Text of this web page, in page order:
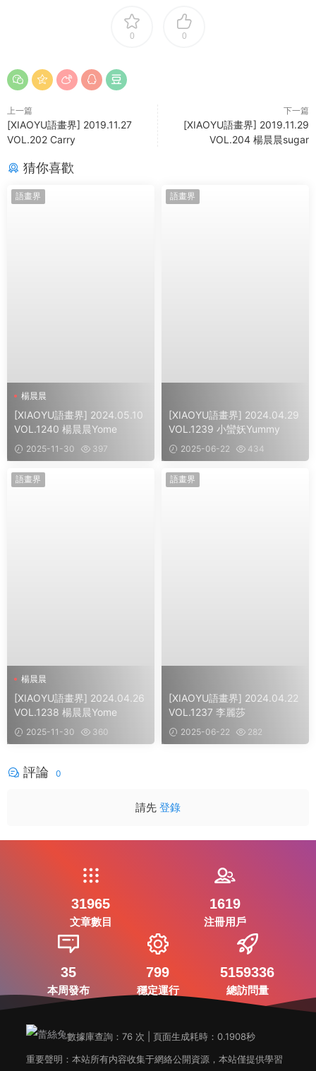
0 0
上一篇
[XIAOYU語畫界] 2019.11.27
VOL.202 Carry
下一篇
[XIAOYU語畫界] 2019.11.29
VOL.204 楊晨晨sugar
猜你喜歡
語畫界
楊晨晨
[XIAOYU語畫界] 2024.05.10
VOL.1240 楊晨晨Yome
2025-11-30 397
語畫界
[XIAOYU語畫界] 2024.04.29
VOL.1239 小蠻妖Yummy
2025-06-22 434
語畫界
楊晨晨
[XIAOYU語畫界] 2024.04.26
VOL.1238 楊晨晨Yome
2025-11-30 360
語畫界
[XIAOYU語畫界] 2024.04.22
VOL.1237 李麗莎
2025-06-22 282
評論 0
請先 登錄
31965
文章數目
1619
注冊用戶
35
本周發布
799
穩定運行
5159336
總訪問量
數據庫查詢：76 次 | 頁面生成耗時：0.1908秒
重要聲明：本站所有内容收集于網絡公開資源，本站僅提供學習